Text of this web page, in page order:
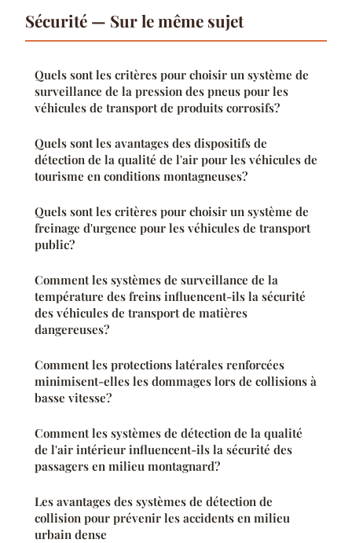
Sécurité — Sur le même sujet
Quels sont les critères pour choisir un système de
surveillance de la pression des pneus pour les
véhicules de transport de produits corrosifs?
Quels sont les avantages des dispositifs de
détection de la qualité de l'air pour les véhicules de
tourisme en conditions montagneuses?
Quels sont les critères pour choisir un système de
freinage d'urgence pour les véhicules de transport
public?
Comment les systèmes de surveillance de la
température des freins influencent-ils la sécurité
des véhicules de transport de matières
dangereuses?
Comment les protections latérales renforcées
minimisent-elles les dommages lors de collisions à
basse vitesse?
Comment les systèmes de détection de la qualité
de l'air intérieur influencent-ils la sécurité des
passagers en milieu montagnard?
Les avantages des systèmes de détection de
collision pour prévenir les accidents en milieu
urbain dense